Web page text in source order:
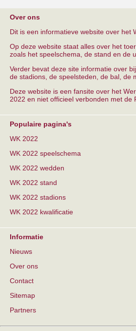
Over ons
Dit is een informatieve website over het
Op deze website staat alles over het
zoals het speelschema, de stand en de
Verder bevat deze site informatie over
de stadions, de speelsteden, de bal, de
Deze website is een fansite over het
2022 en niet officieel verbonden met de
Populaire pagina's
WK 2022
WK 2022 speelschema
WK 2022 wedden
WK 2022 stand
WK 2022 stadions
WK 2022 kwalificatie
Informatie
Nieuws
Over ons
Contact
Sitemap
Partners